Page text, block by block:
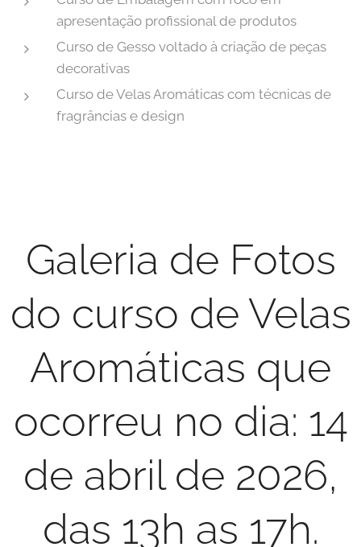
apresentação profissional de produtos
Curso de Gesso voltado à criação de peças
decorativas
Curso de Velas Aromáticas com técnicas de
fragrâncias e design
Galeria de Fotos
do curso de Velas
Aromáticas que
ocorreu no dia: 14
de abril de 2026,
das 13h as 17h.